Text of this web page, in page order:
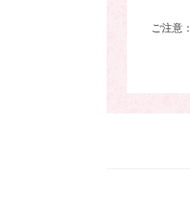
ご注意：